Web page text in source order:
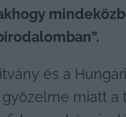
és a
miatt